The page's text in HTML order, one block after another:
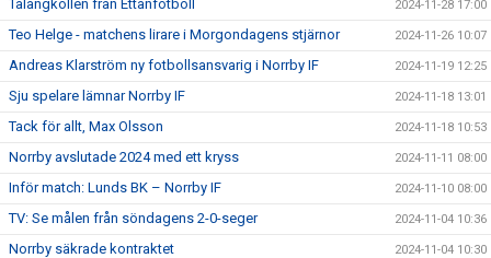
Talangkollen från Ettanfotboll 2024-11-28 17:00
Teo Helge - matchens lirare i Morgondagens stjärnor 2024-11-26 10:07
Andreas Klarström ny fotbollsansvarig i Norrby IF 2024-11-19 12:25
Sju spelare lämnar Norrby IF 2024-11-18 13:01
Tack för allt, Max Olsson 2024-11-18 10:53
Norrby avslutade 2024 med ett kryss 2024-11-11 08:00
Inför match: Lunds BK – Norrby IF 2024-11-10 08:00
TV: Se målen från söndagens 2-0-seger 2024-11-04 10:36
Norrby säkrade kontraktet 2024-11-04 10:30